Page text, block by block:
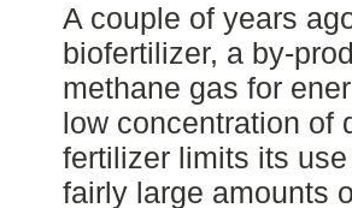
A couple of years
biofertilizer, a by-
methane gas for
low concentration of
fertilizer limits its
fairly large amounts